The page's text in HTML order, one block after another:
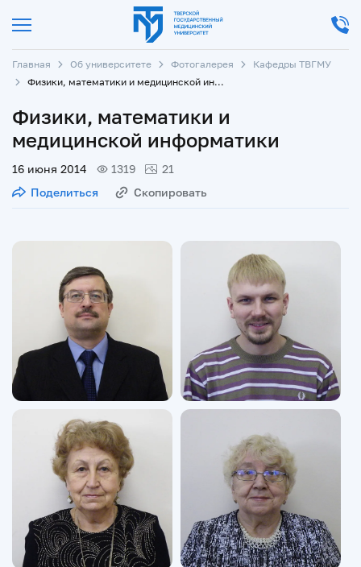
Главная Об университете Фотогалерея
Кафедры ТВГМУ
Физики, математики и медицинской информатики
Физики, математики и
медицинской информатики
16 июня 2014 1319
21
Поделиться
Скопировать